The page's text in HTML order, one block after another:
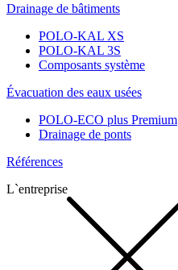
Drainage de bâtiments
POLO-KAL XS
POLO-KAL 3S
Composants système
Évacuation des eaux usées
POLO-ECO plus Premium
Drainage de ponts
Références
L`entreprise